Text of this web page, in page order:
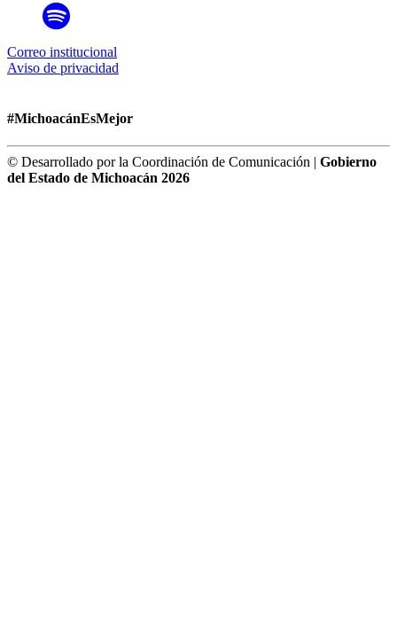
Correo institucional
Aviso de privacidad
#MichoacánEsMejor
© Desarrollado por la Coordinación de Comunicación | Gobierno
del Estado de Michoacán 2026